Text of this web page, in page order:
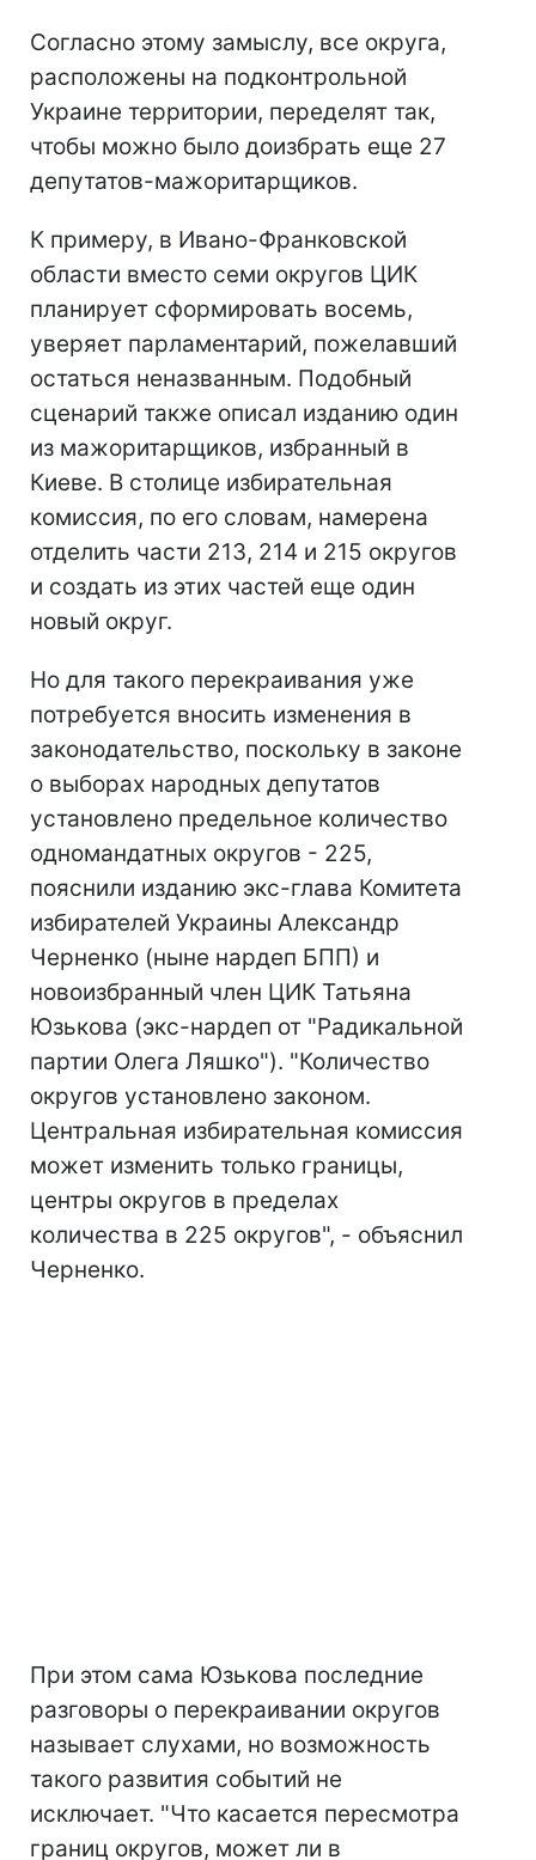
Согласно этому замыслу, все округа,
расположены на подконтрольной
Украине территории, переделят так,
чтобы можно было доизбрать еще 27
депутатов-мажоритарщиков.
К примеру, в Ивано-Франковской
области вместо семи округов ЦИК
планирует сформировать восемь,
уверяет парламентарий, пожелавший
остаться неназванным. Подобный
сценарий также описал изданию один
из мажоритарщиков, избранный в
Киеве. В столице избирательная
комиссия, по его словам, намерена
отделить части 213, 214 и 215 округов
и создать из этих частей еще один
новый округ.
Но для такого перекраивания уже
потребуется вносить изменения в
законодательство, поскольку в законе
о выборах народных депутатов
установлено предельное количество
одномандатных округов - 225,
пояснили изданию экс-глава Комитета
избирателей Украины Александр
Черненко (ныне нардеп БПП) и
новоизбранный член ЦИК Татьяна
Юзькова (экс-нардеп от "Радикальной
партии Олега Ляшко"). "Количество
округов установлено законом.
Центральная избирательная комиссия
может изменить только границы,
центры округов в пределах
количества в 225 округов", - объяснил
Черненко.
При этом сама Юзькова последние
разговоры о перекраивании округов
называет слухами, но возможность
такого развития событий не
исключает. "Что касается пересмотра
границ округов, может ли в